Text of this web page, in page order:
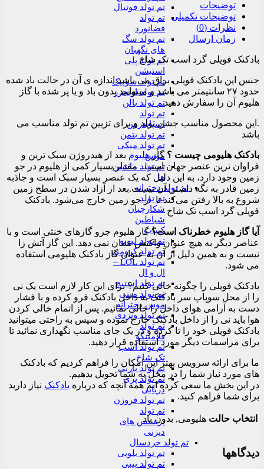
تم تولد فوتبال
تم تولد
فضانورد
تم تولد سگ
های نگهبان
تم تولد پلی
استیشن
تم تولد سونیک
تم تولد اونجرز
تم تولد بالن
تم تولد
اسپایدرمن
تم تولد بتمن
تم تولد میکی
موس
تم تولد ماشین
ها
تم تولد دخترانه
تم تولد
شکارچیان
شیاطین
کیپاپ
تم تولد لبوبو
تم تولد کرومی
تم تولد LOL –
ال و ال
تم تولد استیچ
تم تولد مینی
موس دخترانه
تم تولد ونزدی
تم تولد
فلامینگو
تم تولد اسب
تک شاخ
تم تولد باربی
تم تولد پری
دریایی
تم تولد فروزن
تم تولد
پرنسس های
دیزنی
تم تولد خردسال
تم تولد بلویی
تم تولد بیبی
توضیحات
توضیحات تکمیلی
نظرات (0)
زمان ارسال
بادکنک فویلی گرد اسب تک شاخ
جنس این بادکنک فویلی براق می باشد.اندازه ی آن در حالت باد شده
حدود ۲۷ سانتیمتر می باشد و میتوانید بدون باد و یا پر شده با گاز
هلیوم آن را سفارش دهید
.این محصول مناسب جشن تولد و برای تزیین تم تولد مناسب می
باشد
بادکنک هلیومی چیست ؟ گازهلیوم بعد از هیدروژن سبک‌ ترین و
فراوان‌ ترین عنصر جهان است . مقدار بسیار کمی از هلیوم در جو
زمین وجود دارد، به این دلیل که یک عنصر بسیار سبک است و جاذبه
زمین قادر به نگه داشتن آن نیست.بعد از آزاد شدن در سطح زمین
شروع به بالا رفتن می‌کند تا از جو زمین خارج می‌شود. بادکنک
فویلی گرد اسب تک شاخ
آیا گاز هلیوم خطرناک است؟گاز هلیوم جزو گازهای خنثی است و با
عناصر دیگر به هیچ عنوان واکنش نشان نمی دهد. این گاز آتش زا
نیست و به همین دلیل از آن به عنوان گاز بادکنک هلیومی استفاده
می شود.
بادکنک فویلی را چگونه خالی کنیم؟ برای این کار لازم است یک نی
را از محل سوپاپ سر بادکنک به داخل بادکنک فرو کرده و با فشار
دست به آرامی هوای داخل را خالی نمائیم. پس از اتمام خالی کردن
هوا باید نی را از داخل بادکنک خارج نموده و سپس به راحتی میتوانید
بادکنک فویلی خود را تا کرده و در یک جای مناسب نگهداری نمائید تا
برای مراسمات دیگر مورد استفاده قرار دهید.
ما برای ارائه سرویس بهتر این امکان را فراهم کردیم که بادکنک
های مورد نیاز شما را در محل به شما تحویل بدهیم.
در این بخش ما سعی کرده ایم همه آنچه که درباره بادکنک نیاز دارید
برای شما فراهم کنید.
انتخاب حالت هلیومی, بدون باد
دیدگاهها